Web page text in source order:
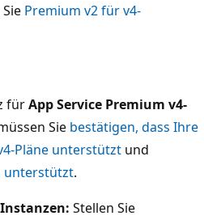
Premium v2 für v4-
fürApp Service Premium v4-
Sie bestätigen, dass Ihre
Pläne unterstützt und
unterstützt.
Stellen Sie